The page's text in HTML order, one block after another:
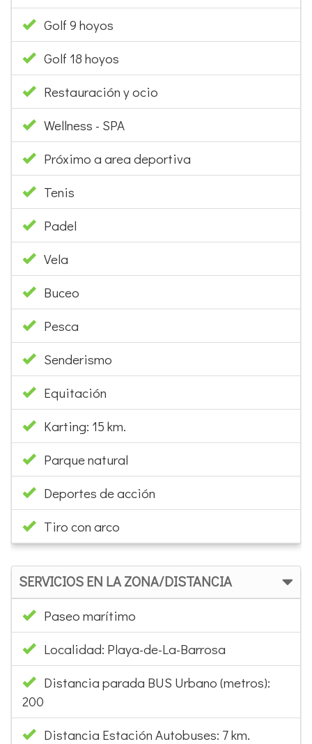
Golf 9 hoyos
Golf 18 hoyos
Restauración y ocio
Wellness - SPA
Próximo a area deportiva
Tenis
Padel
Vela
Buceo
Pesca
Senderismo
Equitación
Karting: 15 km.
Parque natural
Deportes de acción
Tiro con arco
SERVICIOS EN LA ZONA/DISTANCIA
Paseo marítimo
Localidad: Playa-de-La-Barrosa
Distancia parada BUS Urbano (metros):
200
Distancia Estación Autobuses: 7 km.